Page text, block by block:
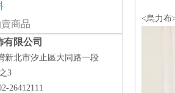
商品
有限公司
新北市汐止區大同路一段
3
26412111
<烏力布